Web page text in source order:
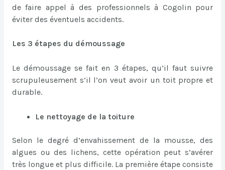
de faire appel à des professionnels à Cogolin pour
éviter des éventuels accidents.
Les 3 étapes du démoussage
Le démoussage se fait en 3 étapes, qu’il faut suivre
scrupuleusement s’il l’on veut avoir un toit propre et
durable.
Le nettoyage de la toiture
Selon le degré d’envahissement de la mousse, des
algues ou des lichens, cette opération peut s’avérer
très longue et plus difficile. La première étape consiste